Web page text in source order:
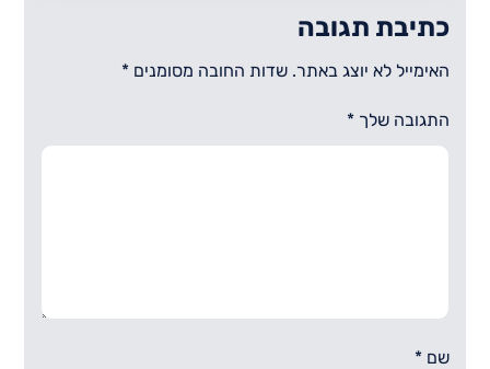
כתיבת תגובה
האימייל לא יוצג באתר. שדות החובה מסומנים*
התגובה שלך*
שם*